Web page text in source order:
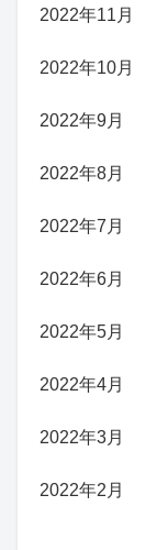
2022年11月
2022年10月
2022年9月
2022年8月
2022年7月
2022年6月
2022年5月
2022年4月
2022年3月
2022年2月